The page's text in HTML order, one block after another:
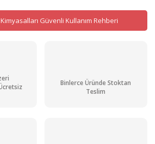
Güvenli Kullanım Rehberi
Binlerce Üründe Stoktan
Teslim